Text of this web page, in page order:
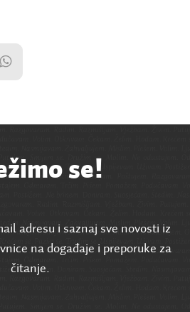
se!
adresu i saznaj sve novosti iz
na događaje i preporuke za
čitanje.